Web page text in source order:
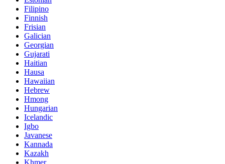
Filipino
Finnish
Frisian
Galician
Georgian
Gujarati
Haitian
Hausa
Hawaiian
Hebrew
Hmong
Hungarian
Icelandic
Igbo
Javanese
Kannada
Kazakh
Khmer